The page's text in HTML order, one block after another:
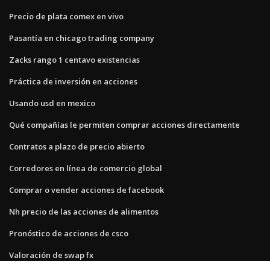
Precio de plata comex en vivo
Pasantía en chicago trading company
Zacks rango 1 centavo existencias
Práctica de inversión en acciones
Usando usd en mexico
Qué compañías le permiten comprar acciones directamente
Contratos a plazo de precio abierto
Corredores en línea de comercio global
Comprar o vender acciones de facebook
Nh precio de las acciones de alimentos
Pronóstico de acciones de csco
Valoración de swap fx